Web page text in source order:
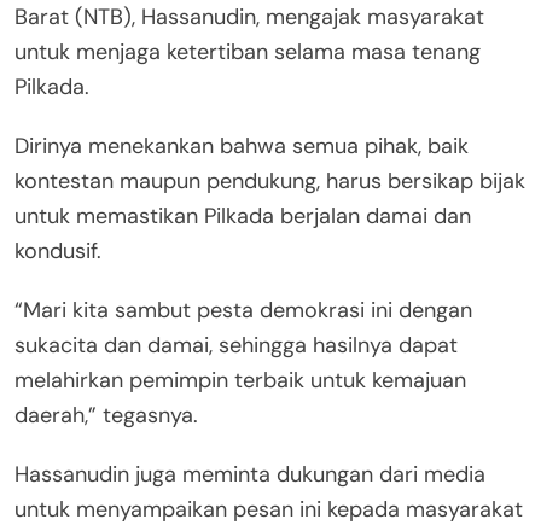
Barat (NTB), Hassanudin, mengajak masyarakat
untuk menjaga ketertiban selama masa tenang
Pilkada.
Dirinya menekankan bahwa semua pihak, baik
kontestan maupun pendukung, harus bersikap bijak
untuk memastikan Pilkada berjalan damai dan
kondusif.
“Mari kita sambut pesta demokrasi ini dengan
sukacita dan damai, sehingga hasilnya dapat
melahirkan pemimpin terbaik untuk kemajuan
daerah,” tegasnya.
Hassanudin juga meminta dukungan dari media
untuk menyampaikan pesan ini kepada masyarakat